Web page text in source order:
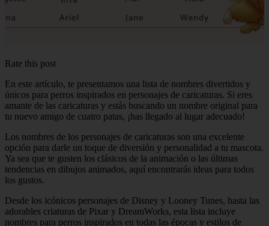
Rate this post
En este artículo, te presentamos una lista de nombres divertidos y
únicos para perros inspirados en personajes de caricaturas. Si eres
amante de las caricaturas y estás buscando un nombre original para
tu nuevo amigo de cuatro patas, ¡has llegado al lugar adecuado!
Los nombres de los personajes de caricaturas son una excelente
opción para darle un toque de diversión y personalidad a tu mascota.
Ya sea que te gusten los clásicos de la animación o las últimas
tendencias en dibujos animados, aquí encontrarás ideas para todos
los gustos.
Desde los icónicos personajes de Disney y Looney Tunes, hasta las
adorables criaturas de Pixar y DreamWorks, esta lista incluye
nombres para perros inspirados en todas las épocas y estilos de